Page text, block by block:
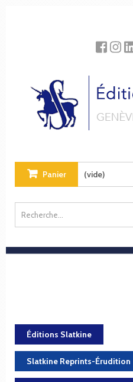
Panier (vide)
Éditions Slatkine
Slatkine Reprints-Érudition